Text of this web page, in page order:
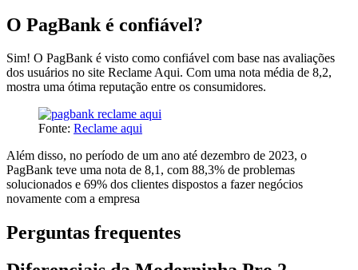
O PagBank é confiável?
Sim! O PagBank é visto como confiável com base nas avaliações
dos usuários no site Reclame Aqui. Com uma nota média de 8,2,
mostra uma ótima reputação entre os consumidores.
Fonte: Reclame aqui
Além disso, no período de um ano até dezembro de 2023, o
PagBank teve uma nota de 8,1, com 88,3% de problemas
solucionados e 69% dos clientes dispostos a fazer negócios
novamente com a empresa
Perguntas frequentes